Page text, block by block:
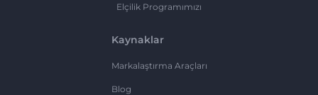
Elçilik Programımızı
Kaynaklar
Markalaştırma Araçları
Blog